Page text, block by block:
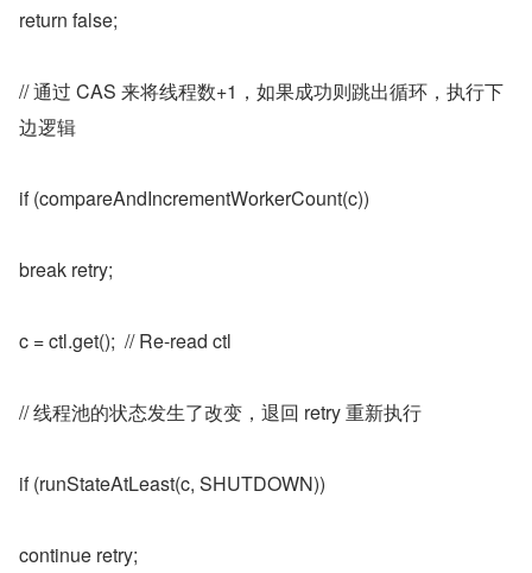
return false;
// 通过 CAS 来将线程数+1，如果成功则跳出循环，执行下
边逻辑
if (compareAndIncrementWorkerCount(c))
break retry;
c = ctl.get();  // Re-read ctl
// 线程池的状态发生了改变，退回 retry 重新执行
if (runStateAtLeast(c, SHUTDOWN))
continue retry;